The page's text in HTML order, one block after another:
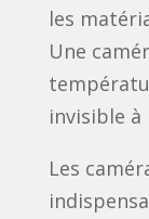
les
Une
invisible à
Les